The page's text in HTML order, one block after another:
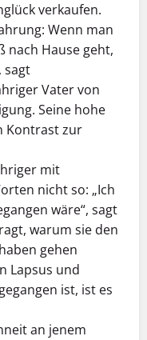
verkaufen.
Wenn man
nach Hause geht,
sagt
Vater von
Seine hohe
Kontrast zur
mit
nicht so: „Ich
wäre“, sagt
warum sie den
gehen
Lapsus und
ist, ist es
an jenem